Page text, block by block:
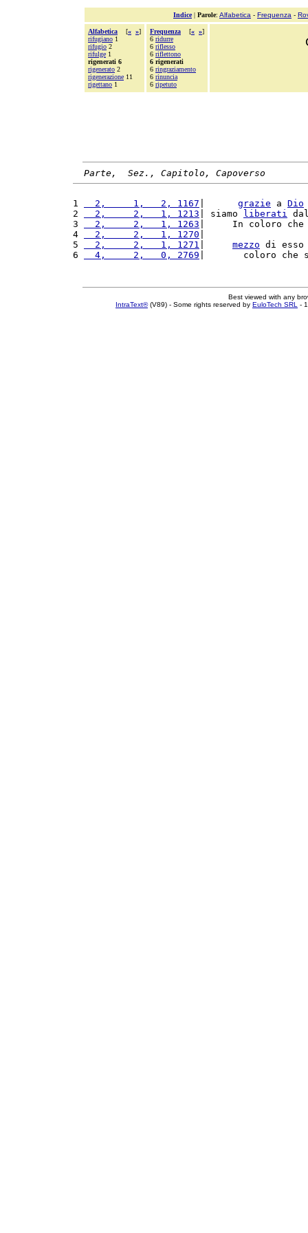
Indice| Parole: Alfabetica - Frequenza -
Alfabetica [« »]
rifugiano 1
rifugio 2
rifulge 1
rigenerati 6
rigenerato 2
rigenerazione 11
rigettano 1
Frequenza [« »]
6 ridurre
6 riflesso
6 riflettono
6 rigenerati
6 ringraziamento
6 rinuncia
6 ripetuto
Parte,  Sez., Capitolo, Capoverso
1
  2,     1,   2, 1167
grazie a Dio
2
  2,     2,   1, 1213
| siamo liberati
3
  2,     2,   1, 1263
|     In coloro che
4
  2,     2,   1, 1270
5
  2,     2,   1, 1271
mezzo di esso
6
  4,     2,   0, 2769
|       coloro che
Best viewed with any
IntraText®(V89) - Some rights reserved by EuloTech SRL -